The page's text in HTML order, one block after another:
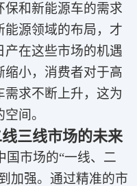
保和新能源车的需求
能源领域的布局，才
产在这些市场的机遇
小，消费者对于高
求不断上升，这为
间。
三线市场的未来
国市场的“一线、二
加强。通过精准的市